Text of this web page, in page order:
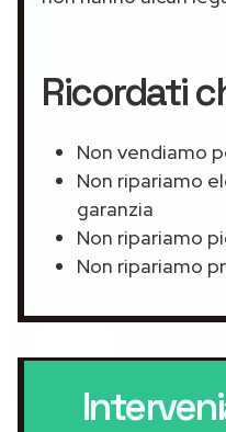
Ricordati
Non vendiamo
Non ripariamo
garanzia
Non ripariamo
Non ripariamo